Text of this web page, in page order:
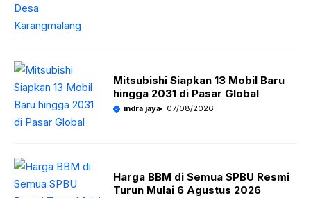
Mitsubishi Siapkan 13 Mobil Baru
hingga 2031 di Pasar Global
indra jaya 07/08/2026
Harga BBM di Semua SPBU Resmi
Turun Mulai 6 Agustus 2026